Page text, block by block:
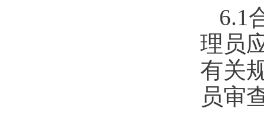
6.1
理员
有关
员审